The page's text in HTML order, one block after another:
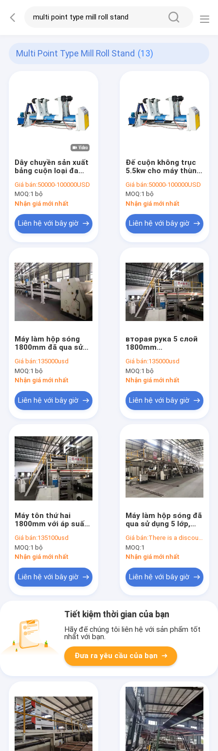
Multi Point Type Mill Roll Stand (13)
Dây chuyền sản xuất
bảng cuộn loại đa
Giá bán:50000-100000USD
MOQ:1 bộ
Nhận giá mới nhất
Liên hệ với bây giờ
Đế cuộn không trục
5.5kw cho máy thùng
Giá bán:50000-100000USD
MOQ:1 bộ
Nhận giá mới nhất
Liên hệ với bây giờ
Máy làm hộp sóng
1800mm đã qua sử
ổn định
Giá bán:135000usd
MOQ:1 bộ
Nhận giá mới nhất
Liên hệ với bây giờ
вторая рука 5 слой
1800mm
картона
производственной
линии в Китае
Giá bán:135000usd
MOQ:1 bộ
Nhận giá mới nhất
Liên hệ với bây giờ
Máy tôn thứ hai
1800mm với áp suất
Giá bán:135100usd
MOQ:1 bộ
Nhận giá mới nhất
Liên hệ với bây giờ
Máy làm hộp sóng đã
qua sử dụng 5 lớp,
1800mm
Giá bán:There is a discount on the transaction within 15 days
MOQ:1
Nhận giá mới nhất
Liên hệ với bây giờ
Tiết kiệm thời gian của bạn
Hãy để chúng tôi liên hệ với sản phẩm tốt
nhất với bạn.
Đưa ra yêu cầu của bạn